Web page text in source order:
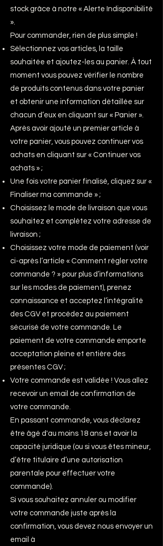
stock grâce à notre « Alerte Indisponibilité
».
Pour commander, rien de plus simple !
Sélectionnez vos articles, la taille
souhaitée et ajoutez-les au panier. À tout
moment vous pouvez vérifier le nombre
de produits contenus dans votre panier
et obtenir une information détaillée sur
chacun d’eux en cliquant sur « Panier ».
Après avoir ajouté un premier article à
votre panier, vous pouvez continuer vos
achats en cliquant sur « Continuer vos
achats » ;
Une fois votre panier finalisé, cliquez sur «
Finaliser ma commande » ;
Choisissez le mode de livraison que vous
souhaitez et complétez votre adresse de
livraison ;
Choisissez votre mode de paiement (voir
ci-après l’article « Comment régler votre
commande ? » pour plus d’informations
sur les modes de paiement), prenez
connaissance et acceptez l’intégralité
des CGV et procédez au paiement
sécurisé de votre commande. Le
paiement de votre commande emporte
acceptation pleine et entière des
présentes CGV ;
Votre commande est validée ! Vous allez
recevoir un email de confirmation de
votre commande.
En passant commande, vous déclarez
être âgé d'au moins 18 ans et avoir la
capacité juridique (ou si vous êtes mineur,
d’être titulaire d’une autorisation
parentale pour effectuer votre
commande).
Si vous souhaitez annuler ou modifier
votre commande juste après la
confirmation, vous devez nous envoyer un
email à